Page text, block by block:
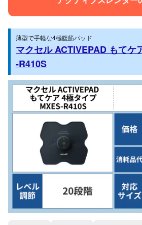
薄型で手軽な4極腹筋パッド
マクセル ACTIVEPAD もてケ
-R410S